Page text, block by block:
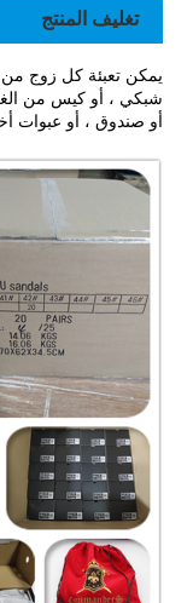
تغليف المنتج
يمكن تعبئة كل زوج
شبكي ، أو كيس من
أو صندوق ، أو عبوات أخرى كما تريد.